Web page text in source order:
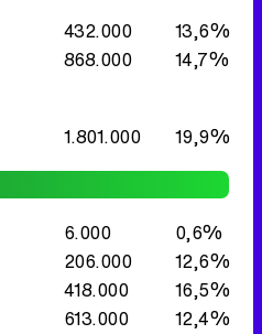
432.000
13,6%
868.000 14,7%
1.801.000 19,9%
6.000
0,6%
206.000
12,6%
418.000
16,5%
613.000 12,4%